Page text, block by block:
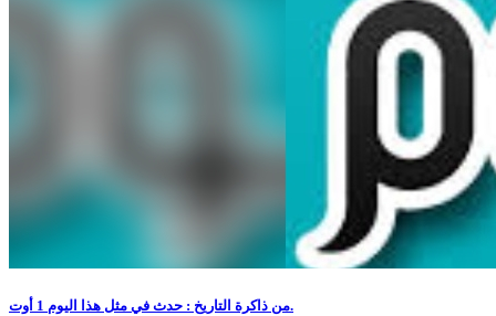
من ذاكرة التاريخ : حدث في مثل هذا اليوم 1 أوت.